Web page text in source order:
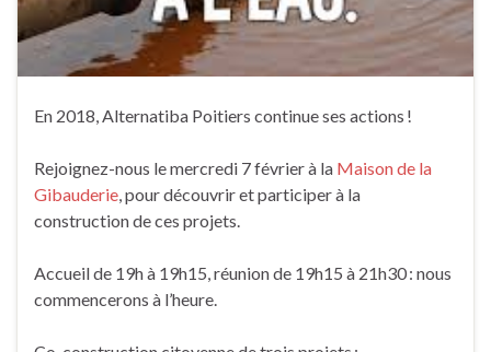
En 2018, Alternatiba Poitiers continue ses actions !
Rejoignez-nous le mercredi 7 février à la Maison de la
Gibauderie, pour découvrir et participer à la
construction de ces projets.
Accueil de 19h à 19h15, réunion de 19h15 à 21h30 : nous
commencerons à l’heure.